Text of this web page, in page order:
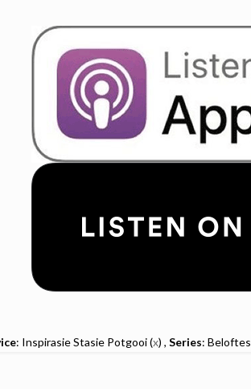
: Inspirasie Stasie Potgooi (x) , Series: